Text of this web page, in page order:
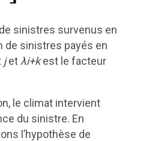
sinistres survenus en
de sinistres payés en
jetλi+kest le facteur
le climat intervient
du sinistre. En
l’hypothèse de